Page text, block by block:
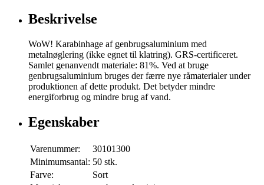
Beskrivelse
WoW! Karabinhage af genbrugsaluminium med
metalnøglering (ikke egnet til klatring). GRS-certificeret.
Samlet genanvendt materiale: 81%. Ved at bruge
genbrugsaluminium bruges der færre nye råmaterialer under
produktionen af dette produkt. Det betyder mindre
energiforbrug og mindre brug af vand.
Egenskaber
Varenummer:
30101300
Minimumsantal: 50 stk.
Farve:
Sort